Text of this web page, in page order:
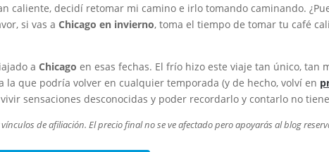
caliente, decidí retomar mi camino e irlo tomando caminando.
si vas aChicago en invierno, toma el tiempo de tomar tu café
aChicago en esas fechas. El frío hizo este viaje tan único, tan
la que podría volver en cualquier temporada (y de hecho, volví en
sensaciones desconocidas y poder recordarlo y contarlo no
de afiliación. El precio final no se ve afectado pero apoyarás al blog